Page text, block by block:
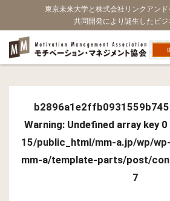
東京未来大学と株式会社リンクアン
共同開発により誕生したビジ
Warning: Undefined array key 0
15/public_html/mm-a.jp/wp/
mm-a/template-parts/post/
7